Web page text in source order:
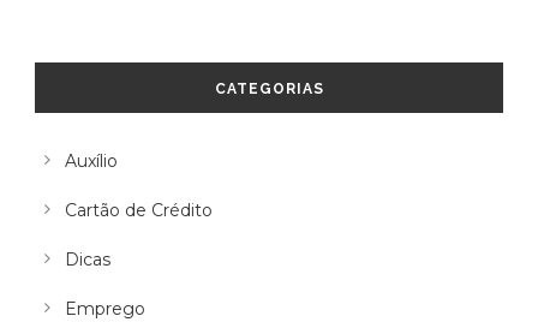
CATEGORIAS
Auxílio
Cartão de Crédito
Dicas
Emprego